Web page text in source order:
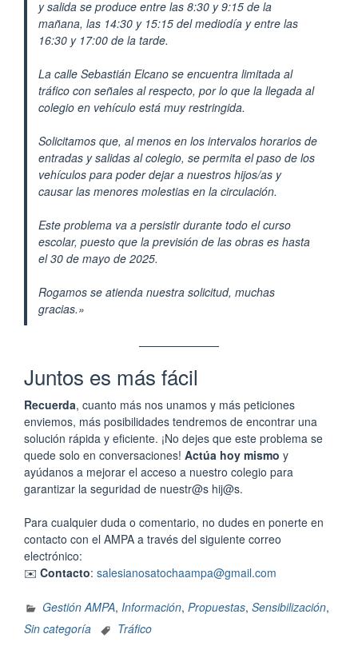
y salida se produce entre las 8:30 y 9:15 de la
mañana, las 14:30 y 15:15 del mediodía y entre las
16:30 y 17:00 de la tarde.
La calle Sebastián Elcano se encuentra limitada al
tráfico con señales al respecto, por lo que la llegada al
colegio en vehículo está muy restringida.
Solicitamos que, al menos en los intervalos horarios de
entradas y salidas al colegio, se permita el paso de los
vehículos para poder dejar a nuestros hijos/as y
causar las menores molestias en la circulación.
Este problema va a persistir durante todo el curso
escolar, puesto que la previsión de las obras es hasta
el 30 de mayo de 2025.
Rogamos se atienda nuestra solicitud, muchas
gracias.»
Juntos es más fácil
Recuerda, cuanto más nos unamos y más peticiones
enviemos, más posibilidades tendremos de encontrar una
solución rápida y eficiente. ¡No dejes que este problema se
quede solo en conversaciones! Actúa hoy mismo y
ayúdanos a mejorar el acceso a nuestro colegio para
garantizar la seguridad de nuestr@s hij@s.
Para cualquier duda o comentario, no dudes en ponerte en
contacto con el AMPA a través del siguiente correo
electrónico:
✉️ Contacto: salesianosatochaampa@gmail.com
Gestión AMPA, Información, Propuestas, Sensibilización,
Sin categoría
Tráfico